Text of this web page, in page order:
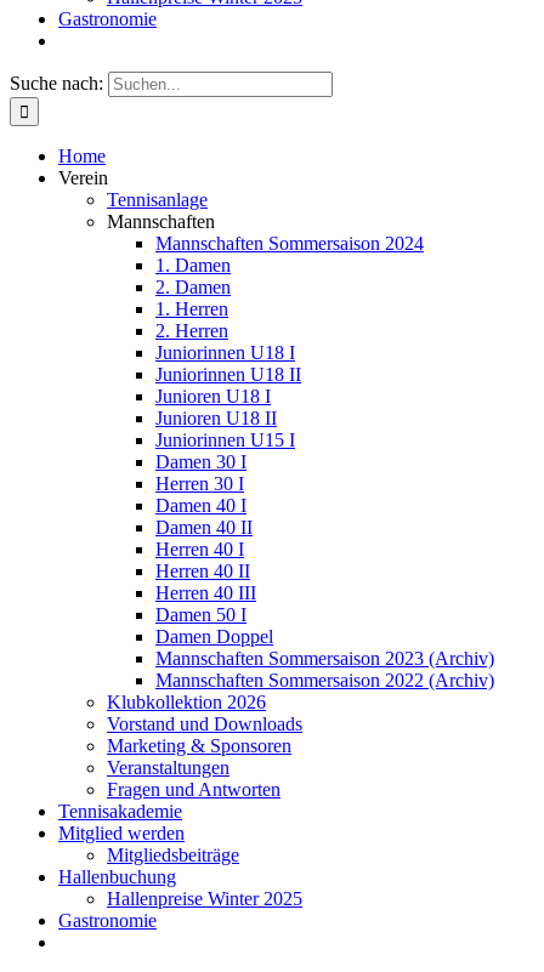
Gastronomie
Suche nach:
Home
Verein
Tennisanlage
Mannschaften
Mannschaften Sommersaison 2024
1. Damen
2. Damen
1. Herren
2. Herren
Juniorinnen U18 I
Juniorinnen U18 II
Junioren U18 I
Junioren U18 II
Juniorinnen U15 I
Damen 30 I
Herren 30 I
Damen 40 I
Damen 40 II
Herren 40 I
Herren 40 II
Herren 40 III
Damen 50 I
Damen Doppel
Mannschaften Sommersaison 2023 (Archiv)
Mannschaften Sommersaison 2022 (Archiv)
Klubkollektion 2026
Vorstand und Downloads
Marketing & Sponsoren
Veranstaltungen
Fragen und Antworten
Tennisakademie
Mitglied werden
Mitgliedsbeiträge
Hallenbuchung
Hallenpreise Winter 2025
Gastronomie